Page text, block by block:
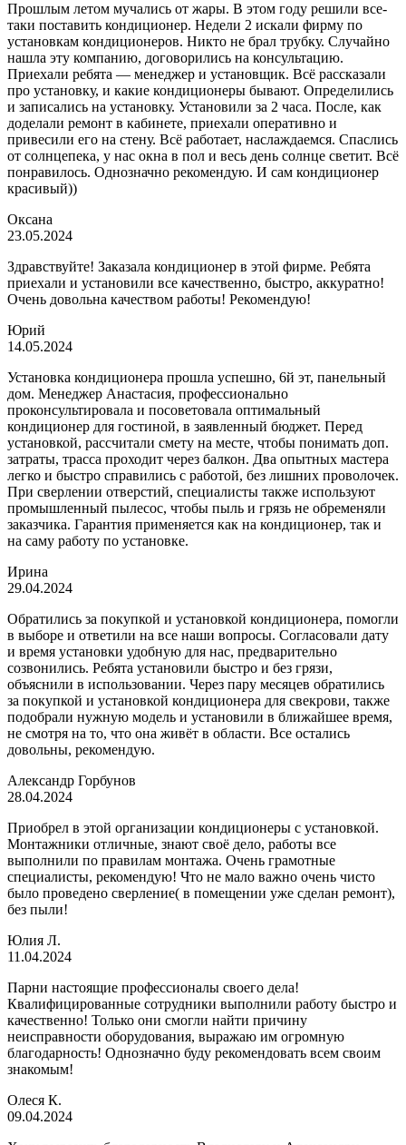
Прошлым летом мучались от жары. В этом году решили все-
таки поставить кондиционер. Недели 2 искали фирму по
установкам кондиционеров. Никто не брал трубку. Случайно
нашла эту компанию, договорились на консультацию.
Приехали ребята — менеджер и установщик. Всё рассказали
про установку, и какие кондиционеры бывают. Определились
и записались на установку. Установили за 2 часа. После, как
доделали ремонт в кабинете, приехали оперативно и
привесили его на стену. Всё работает, наслаждаемся. Спаслись
от солнцепека, у нас окна в пол и весь день солнце светит. Всё
понравилось. Однозначно рекомендую. И сам кондиционер
красивый))
Оксана
23.05.2024
Здравствуйте! Заказала кондиционер в этой фирме. Ребята
приехали и установили все качественно, быстро, аккуратно!
Очень довольна качеством работы! Рекомендую!
Юрий
14.05.2024
Установка кондиционера прошла успешно, 6й эт, панельный
дом. Менеджер Анастасия, профессионально
проконсультировала и посоветовала оптимальный
кондиционер для гостиной, в заявленный бюджет. Перед
установкой, рассчитали смету на месте, чтобы понимать доп.
затраты, трасса проходит через балкон. Два опытных мастера
легко и быстро справились с работой, без лишних проволочек.
При сверлении отверстий, специалисты также используют
промышленный пылесос, чтобы пыль и грязь не обременяли
заказчика. Гарантия применяется как на кондиционер, так и
на саму работу по установке.
Ирина
29.04.2024
Обратились за покупкой и установкой кондиционера, помогли
в выборе и ответили на все наши вопросы. Согласовали дату
и время установки удобную для нас, предварительно
созвонились. Ребята установили быстро и без грязи,
объяснили в использовании. Через пару месяцев обратились
за покупкой и установкой кондиционера для свекрови, также
подобрали нужную модель и установили в ближайшее время,
не смотря на то, что она живёт в области. Все остались
довольны, рекомендую.
Александр Горбунов
28.04.2024
Приобрел в этой организации кондиционеры с установкой.
Монтажники отличные, знают своё дело, работы все
выполнили по правилам монтажа. Очень грамотные
специалисты, рекомендую! Что не мало важно очень чисто
было проведено сверление( в помещении уже сделан ремонт),
без пыли!
Юлия Л.
11.04.2024
Парни настоящие профессионалы своего дела!
Квалифицированные сотрудники выполнили работу быстро и
качественно! Только они смогли найти причину
неисправности оборудования, выражаю им огромную
благодарность! Однозначно буду рекомендовать всем своим
знакомым!
Олеся К.
09.04.2024